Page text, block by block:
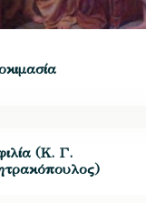
(Κ. Γ.